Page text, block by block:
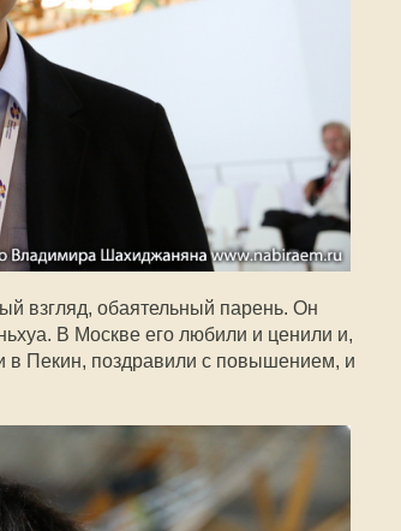
взгляд, обаятельный парень. Он
В Москве его любили и ценили и,
в Пекин, поздравили с повышением, и